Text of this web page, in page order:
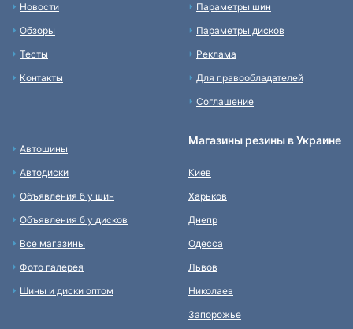
Новости
Обзоры
Тесты
Контакты
Параметры шин
Параметры дисков
Реклама
Для правообладателей
Соглашение
Автошины
Автодиски
Объявления б у шин
Объявления б у дисков
Все магазины
Фото галерея
Шины и диски оптом
Магазины резины в Украине
Киев
Харьков
Днепр
Одесса
Львов
Николаев
Запорожье